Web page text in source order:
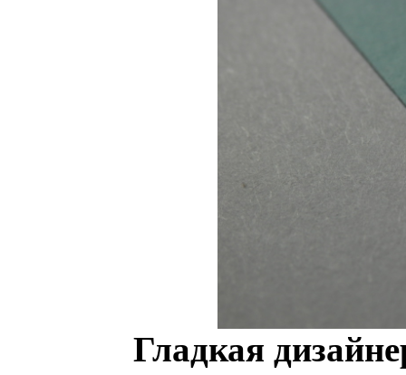
Гладкая